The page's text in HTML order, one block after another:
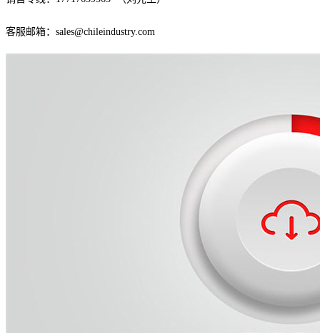
客服邮箱：sales@chileindustry.com